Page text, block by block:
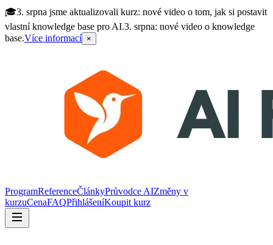
🎓3. srpna jsme aktualizovali kurz: nové video o tom, jak si postavit
vlastní knowledge base pro AI.3. srpna: nové video o knowledge
base.Více informací ×
ProgramReferenceČlánkyPrůvodce AIZměny v
kurzuCenaFAQPřihlášeníKoupit kurz